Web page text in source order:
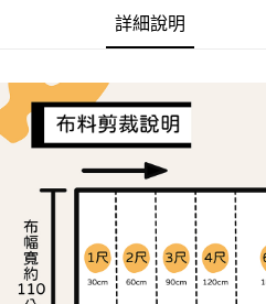
3.實際核准額度、可分期數及費用金額
4.訂單成立30分鐘內，如未前往確認交
法說明評估內容。
【繳款方式說明】
1.分期款項不併入電信帳單，「大哥付你
醒簡訊。
2.透過簡訊連結打開帳單後，可選擇「
帳／街口支付／iPASS MONEY」等通路
【注意事項】
1.本服務係由「台灣大哥大股份有限公司
用戶於交易時，得透過本服務購買商品
買賣價金債權讓與本公司後，依約使用
AFTEE先享後付是「在收到商品之後才
３．安心：先確認商品／服務後，再付款
【「AFTEE先享後付」結帳流程】
１．於結帳方式選擇「AFTEE先享後付
結帳頁面，進行簡訊認證並確認金額後
２．訂單成立數日內，您將收到繳費通
３．收到繳費通知簡訊後14天內，點擊
ATM／網路銀行／等多元方式進行付款，
※ 請注意：結帳手續完成當下不需立刻
購買商品的店家。未經商家同意取消之
後付繳納相關費用。
全家取貨付款
每筆NT$65，滿NT$1,500(含以上)免
7-11取貨付款
每筆NT$65，滿NT$1,500(含以上)免
宅配
每筆NT$150，滿NT$1,500(含以上)
詳細說明